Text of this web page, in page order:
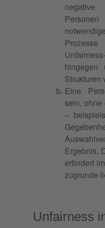
hingegen
Strukturen
Eine
sein, ohne
–
Ergebnis.
erfordert
zugrunde
Unfairness